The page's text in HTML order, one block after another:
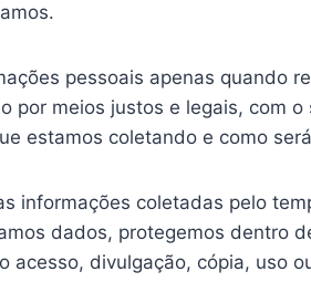
pessoais apenas quando
por meios justos e legais, com
estamos coletando e como
informações coletadas pelo
dados, protegemos dentro
acesso, divulgação, cópia, uso